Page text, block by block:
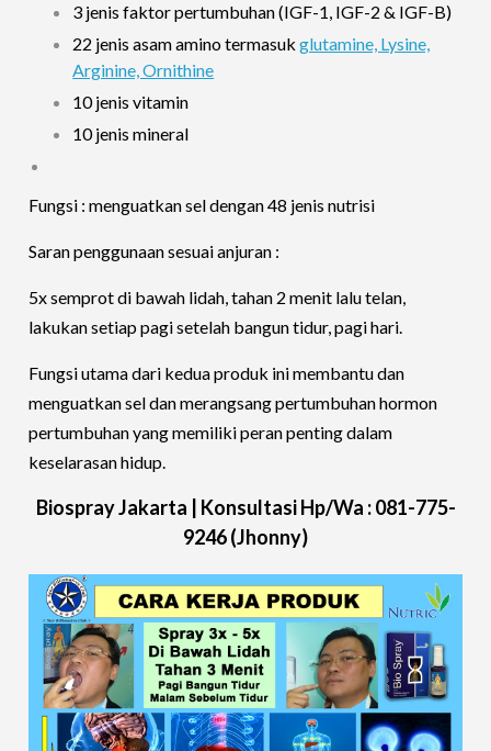
3 jenis faktor pertumbuhan (IGF-1, IGF-2 & IGF-B)
22 jenis asam amino termasukglutamine, Lysine,
Arginine, Ornithine
10 jenis vitamin
10 jenis mineral
Fungsi : menguatkan sel dengan 48 jenis nutrisi
Saran penggunaan sesuai anjuran :
5x semprot di bawah lidah, tahan 2 menit lalu telan,
lakukan setiap pagi setelah bangun tidur, pagi hari.
Fungsi utama dari kedua produk ini membantu dan
menguatkan sel dan merangsang pertumbuhan hormon
pertumbuhan yang memiliki peran penting dalam
keselarasan hidup.
Biospray Jakarta | KonsultasiHp/Wa : 081-775-
9246(Jhonny)